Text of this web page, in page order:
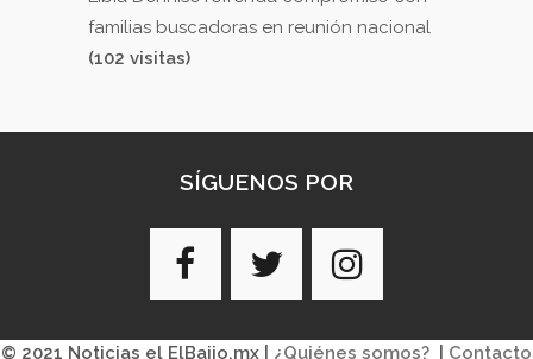
familias buscadoras en reunión nacional
(102 visitas)
SÍGUENOS POR
© 2021 Noticias el ElBajio.mx | ¿Quiénes somos? Contacto